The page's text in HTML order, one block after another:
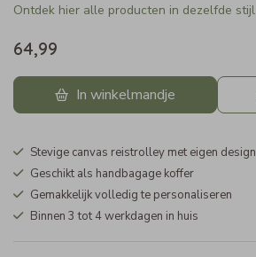
Ontdek hier alle producten in dezelfde stijl
64,99
In winkelmandje
Stevige canvas reistrolley met eigen design
Geschikt als handbagage koffer
Gemakkelijk volledig te personaliseren
Binnen 3 tot 4 werkdagen in huis